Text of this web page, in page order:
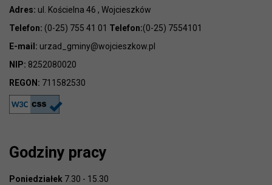
Adres: ul. Kościelna 46 , Wojcieszków
Telefon: (0-25) 755 41 01 Telefon:(0-25) 7554101
E-mail: urzad_gminy@wojcieszkow.pl
NIP: 8252080020
REGON: 711582530
Godziny pracy
Poniedziałek 7.30 - 15.30